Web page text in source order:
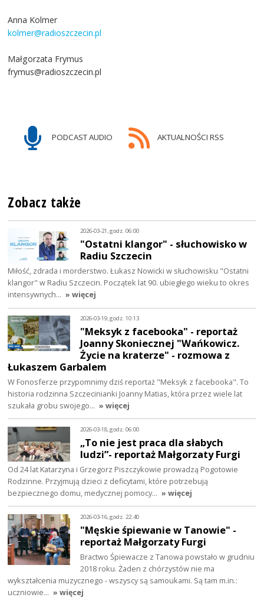
Anna Kolmer
kolmer@radioszczecin.pl
Małgorzata Frymus
frymus@radioszczecin.pl
PODCAST AUDIO AKTUALNOŚCI RSS
Zobacz także
2026-03-21, godz. 06:00
"Ostatni klangor" - słuchowisko w
Radiu Szczecin
Miłość, zdrada i morderstwo. Łukasz Nowicki w słuchowisku "Ostatni
klangor" w Radiu Szczecin. Początek lat 90. ubiegłego wieku to okres
intensywnych… » więcej
2026-03-19, godz. 10:13
"Meksyk z facebooka" - reportaż
Joanny Skoniecznej "Wańkowicz.
Życie na kraterze" - rozmowa z
Łukaszem Garbalem
W Fonosferze przypomnimy dziś reportaż "Meksyk z facebooka". To
historia rodzinna Szczecinianki Joanny Matias, która przez wiele lat
szukała grobu swojego… » więcej
2026-03-18, godz. 06:00
„To nie jest praca dla słabych
ludzi”- reportaż Małgorzaty Furgi
Od 24 lat Katarzyna i Grzegorz Piszczykowie prowadzą Pogotowie
Rodzinne. Przyjmują dzieci z deficytami, które potrzebują
bezpiecznego domu, medycznej pomocy… » więcej
2026-03-16, godz. 22:40
"Męskie śpiewanie w Tanowie" -
reportaż Małgorzaty Furgi
Bractwo Śpiewacze z Tanowa powstało w grudniu
2018 roku. Żaden z chórzystów nie ma
wykształcenia muzycznego - wszyscy są samoukami. Są tam m.in.:
uczniowie… » więcej